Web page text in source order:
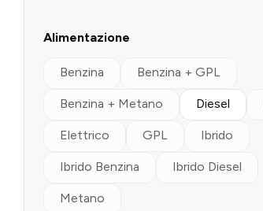
Alimentazione
Benzina Benzina + GPL
Benzina + Metano Diesel
Elettrico GPL Ibrido
Ibrido Benzina Ibrido Diesel
Metano